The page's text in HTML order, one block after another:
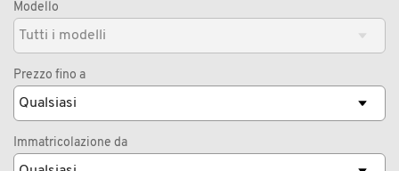
Modello
Prezzo fino a
Immatricolazione da